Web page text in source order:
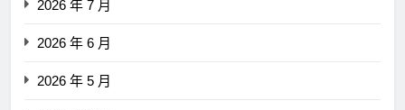
2026 年 7 月
2026 年 6 月
2026 年 5 月